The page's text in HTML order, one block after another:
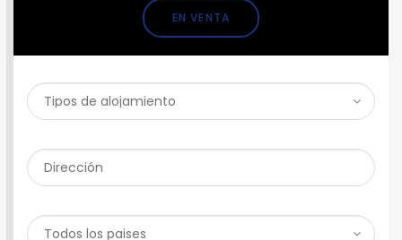
EN VENTA